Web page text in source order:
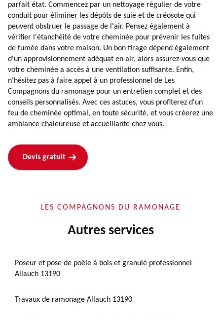
parfait état. Commencez par un nettoyage régulier de votre
conduit pour éliminer les dépôts de suie et de créosote qui
peuvent obstruer le passage de l'air. Pensez également à
vérifier l'étanchéité de votre cheminée pour prévenir les fuites
de fumée dans votre maison. Un bon tirage dépend également
d'un approvisionnement adéquat en air, alors assurez-vous que
votre cheminée a accès à une ventilation suffisante. Enfin,
n'hésitez pas à faire appel à un professionnel de Les
Compagnons du ramonage pour un entretien complet et des
conseils personnalisés. Avec ces astuces, vous profiterez d'un
feu de cheminée optimal, en toute sécurité, et vous créerez une
ambiance chaleureuse et accueillante chez vous.
Devis gratuit
LES COMPAGNONS DU RAMONAGE
Autres services
Poseur et pose de poêle à bois et granulé professionnel
Allauch 13190
Travaux de ramonage Allauch 13190